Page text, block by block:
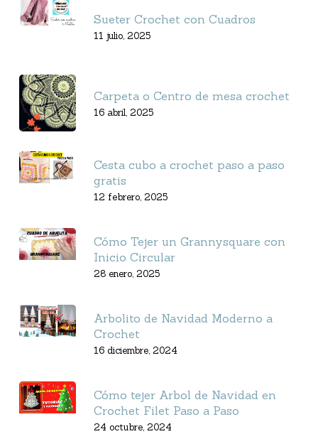
Sueter Crochet con Cuadros
11 julio, 2025
Carpeta o Centro de mesa crochet
16 abril, 2025
Cesta cubo a crochet paso a paso
gratis
12 febrero, 2025
Cómo Tejer un Grannysquare con
Inicio Circular
28 enero, 2025
Arbolito de Navidad Moderno a
Crochet
16 diciembre, 2024
Cómo tejer Arbol de Navidad en
Crochet Filet Paso a Paso
24 octubre, 2024